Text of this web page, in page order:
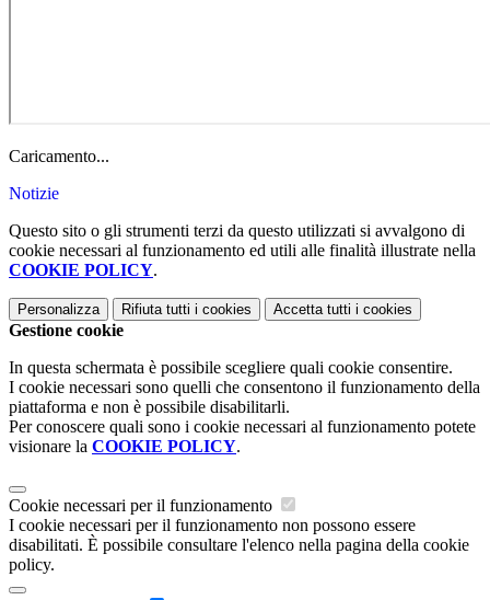
Caricamento...
Notizie
Questo sito o gli strumenti terzi da questo utilizzati si avvalgono di
cookie necessari al funzionamento ed utili alle finalità illustrate nella
COOKIE POLICY.
Personalizza Rifiuta tutti i cookies Accetta tutti i cookies
Gestione cookie
In questa schermata è possibile scegliere quali cookie consentire.
I cookie necessari sono quelli che consentono il funzionamento della
piattaforma e non è possibile disabilitarli.
Per conoscere quali sono i cookie necessari al funzionamento potete
visionare la COOKIE POLICY.
Cookie necessari per il funzionamento
I cookie necessari per il funzionamento non possono essere
disabilitati. È possibile consultare l'elenco nella pagina della cookie
policy.